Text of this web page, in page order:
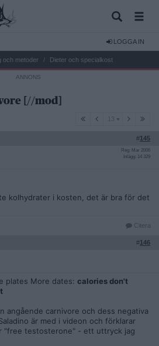
LOGGA IN
och metoder Dieter och specialkost
[//mod]
13
#145
Reg: Mar 2006
Inlägg: 14 329
kolhydrater i kosten, det är bra för det
Citera
#146
plates More dates: calories don't
angående carnivore och dess negativa
är med i videon och förklarar
"free testosterone" - ett uttryck jag